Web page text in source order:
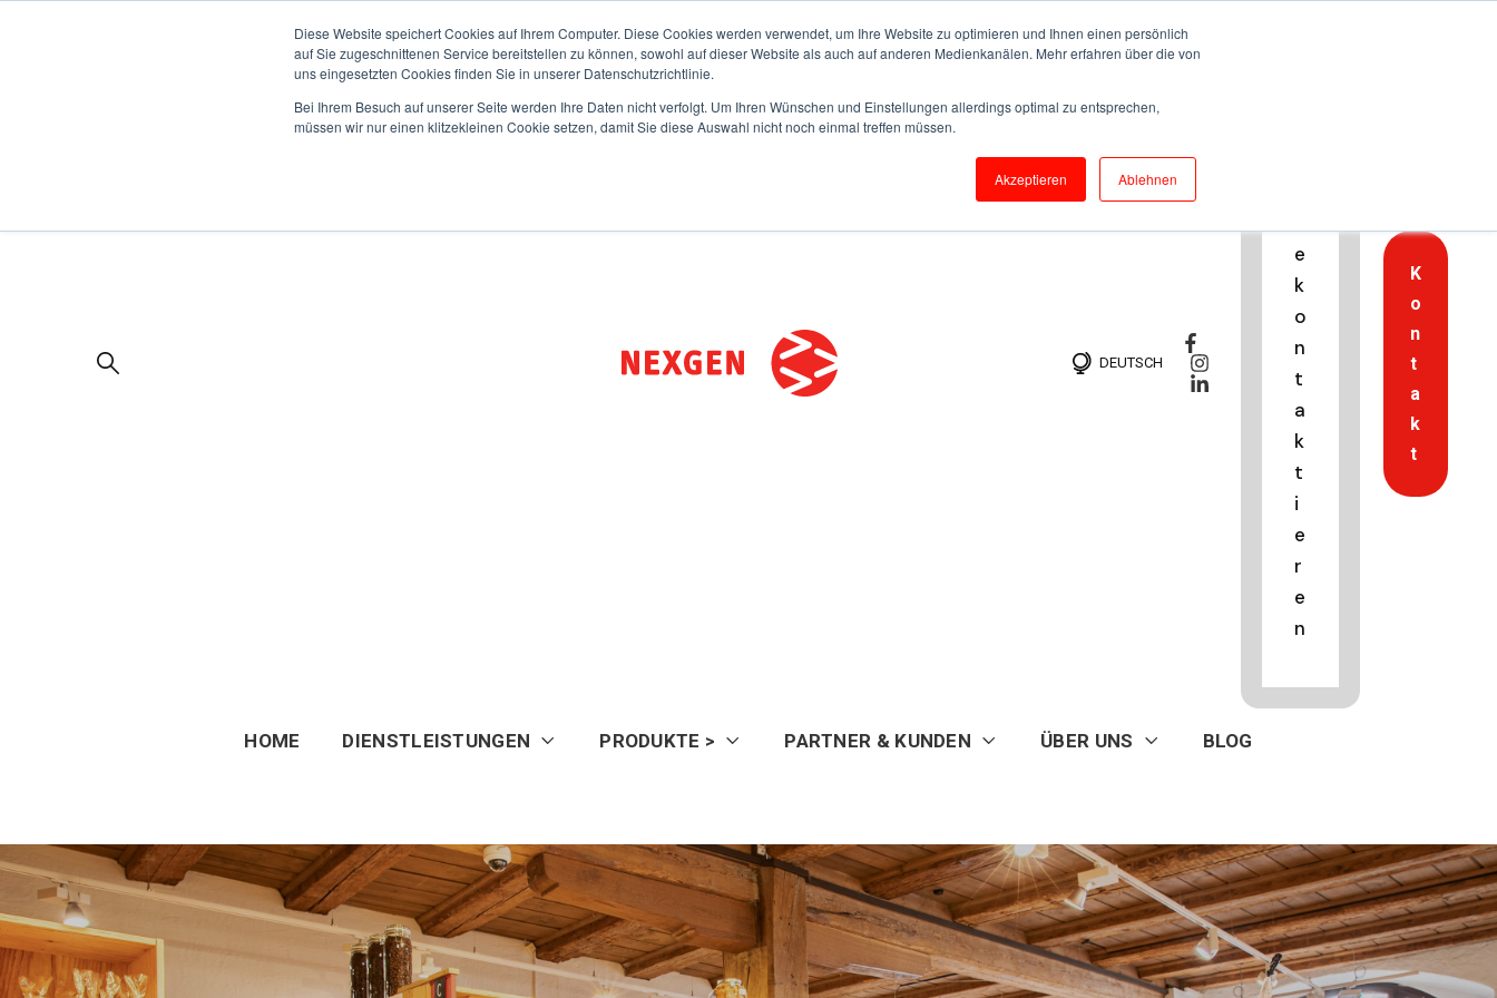
Diese Website speichert Cookies auf Ihrem Computer. Diese Cookies werden verwendet, um Ihre Website zu optimieren und Ihnen einen persönlich
auf Sie zugeschnittenen Service bereitstellen zu können, sowohl auf dieser Website als auch auf anderen Medienkanälen. Mehr erfahren über die von
uns eingesetzten Cookies finden Sie in unserer Datenschutzrichtlinie.
Bei Ihrem Besuch auf unserer Seite werden Ihre Daten nicht verfolgt. Um Ihren Wünschen und Einstellungen allerdings optimal zu entsprechen,
müssen wir nur einen klitzekleinen Cookie setzen, damit Sie diese Auswahl nicht noch einmal treffen müssen.
Akzeptieren Ablehnen
DEUTSCH
e
k
o
n
t
a
k
t
i
e
r
e
n
K
o
n
t
a
k
t
HOME DIENSTLEISTUNGEN PRODUKTE > PARTNER & KUNDEN ÜBER UNS BLOG